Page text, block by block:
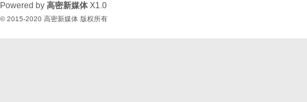
Powered by 高密新媒体 X1.0
© 2015-2020 高密新媒体 版权所有